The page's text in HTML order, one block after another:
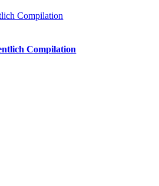
Compilation
Compilation